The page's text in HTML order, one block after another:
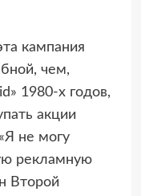
кампания
чем,
1980-х годов,
акции
не могу
рекламную
Второй